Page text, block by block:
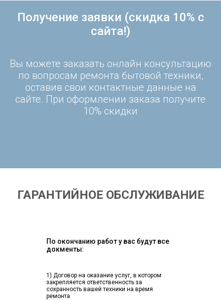
Получение заявки (скидка 10% с
сайта!)
Вы можете заказать онлайн консультацию
по вопросам ремонта бытовой техники,
оставив свои контактные данные на
сайте. При оформлении заказа получите
10% скидки
ГАРАНТИЙНОЕ ОБСЛУЖИВАНИЕ
По окончанию работ у вас будут все
докменты:
1) Договор на оказание услуг, в котором
закрепляется ответственность за
сохранность вашей техники на время
ремонта